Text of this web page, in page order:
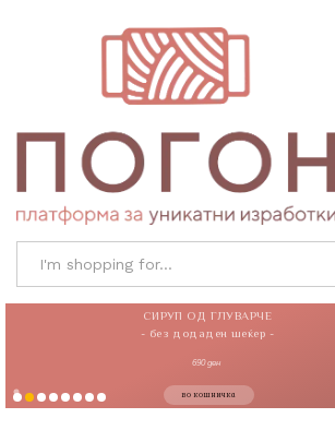
690 ден
СИРУП ОД ГЛУВАРЧЕ
- без додаден шеќер -
во кошничка